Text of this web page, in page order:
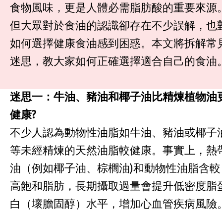
食物風味，更是人體必需脂肪酸的重要來源
但大眾對於食油的認識卻存在不少誤解，也
如何選擇健康食油感到困惑。本文將拆解常
迷思，教大家如何正確選擇適合自己的食油
迷思一：牛油、豬油和椰子油比精煉植物油
健康?
不少人認為動物性油脂如牛油、豬油或椰子
等未經精煉的天然油脂較健康。事實上，熱
油（例如椰子油、棕櫚油)和動物性油脂含較
高飽和脂肪，長期攝取過量會提升低密度脂
白（壞膽固醇）水平，增加心血管疾病風險